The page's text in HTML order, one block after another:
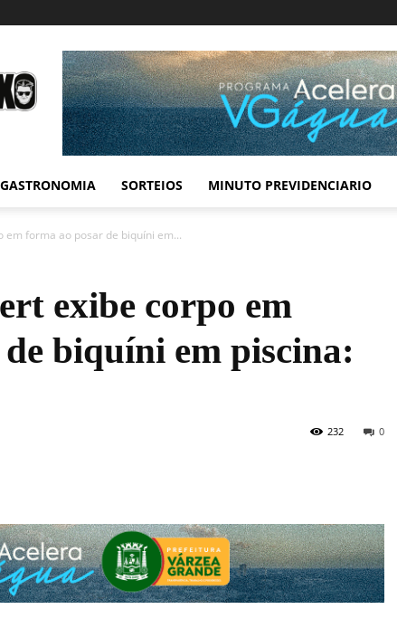
GASTRONOMIA SORTEIOS MINUTO PREVIDENCIARIO
em forma ao posar de biquíni em...
exibe corpo em
biquíni em piscina:
0
232